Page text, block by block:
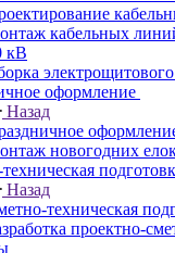
кабельных
кВ
оформление
Назад
новогодних
Назад
техническая
проектно-